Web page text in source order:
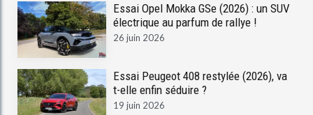
Essai Opel Mokka GSe (2026) : un SUV
électrique au parfum de rallye !
26 juin 2026
Essai Peugeot 408 restylée (2026), va
t-elle enfin séduire ?
19 juin 2026